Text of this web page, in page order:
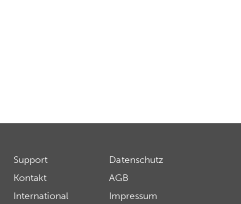
Support
Kontakt
International
Datenschutz
AGB
Impressum